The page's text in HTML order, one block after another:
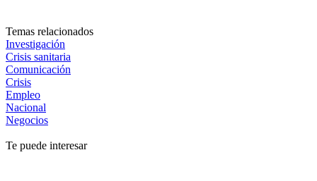
Temas relacionados
Investigación
Crisis sanitaria
Comunicación
Crisis
Empleo
Nacional
Negocios
Te puede interesar